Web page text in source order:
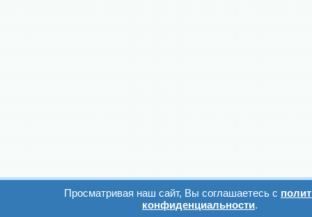
Просматривая наш сайт, Вы соглашаетесь с
конфиденциальности.